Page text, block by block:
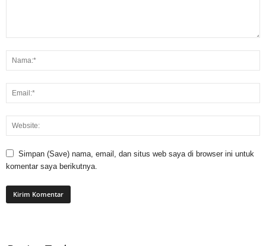
Simpan (Save) nama, email, dan situs web saya di browser ini untuk
komentar saya berikutnya.